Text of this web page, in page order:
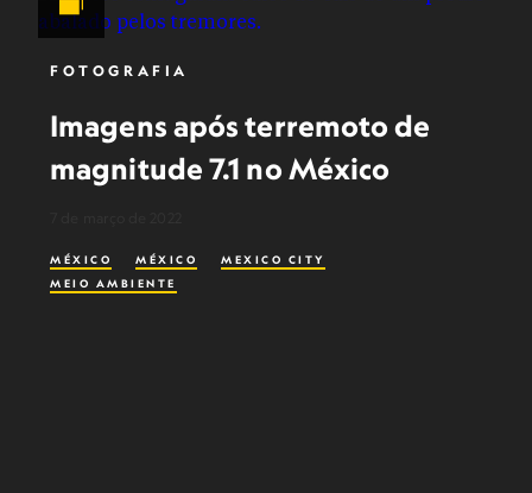
FOTOGRAFIA
Imagens após terremoto de
magnitude 7.1 no México
MÉXICO MÉXICO
MEXICO CITY
MEIO AMBIENTE